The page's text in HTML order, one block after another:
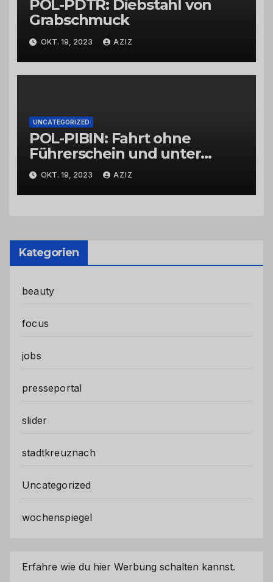
POL-PDTR: Diebstahl von
Grabschmuck
OKT. 19, 2023 AZIZ
UNCATEGORIZED
POL-PIBIN: Fahrt ohne
Führerschein und unter
Einfluss von Drogen
OKT. 19, 2023 AZIZ
Kategorien
beauty
focus
jobs
presseportal
slider
stadtkreuznach
Uncategorized
wochenspiegel
Erfahre wie du hier Werbung schalten kannst.